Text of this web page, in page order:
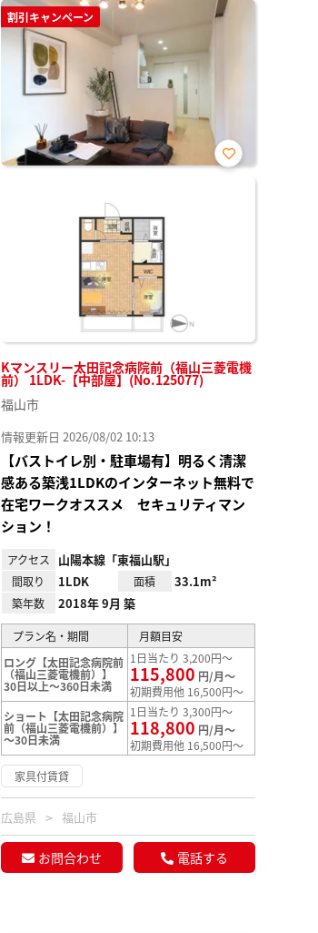
割引キャンペーン
Kマンスリー太田記念病院前（福山三菱電機
前） 1LDK-【中部屋】(No.125077)
お気
福山市
情報更新日 2026/08/02 10:13
【バストイレ別・駐車場有】明るく清潔
感ある築浅1LDKのインターネット無料で
在宅ワークオススメ セキュリティマン
ション！
アクセス 山陽本線「東福山駅」
間取り 1LDK 面積 33.1m²
築年数 2018年 9月 築
プラン名・期間
月額目安
ロング【太田記念病院前
（福山三菱電機前）】
30日以上～360日未満
1日当たり 3,200円～
115,800 円/月～
初期費用他 16,500円～
ショート【太田記念病院
前（福山三菱電機前）】
～30日未満
1日当たり 3,300円～
118,800 円/月～
初期費用他 16,500円～
家具付賃貸
広島県 福山市
お問合わせ 電話する